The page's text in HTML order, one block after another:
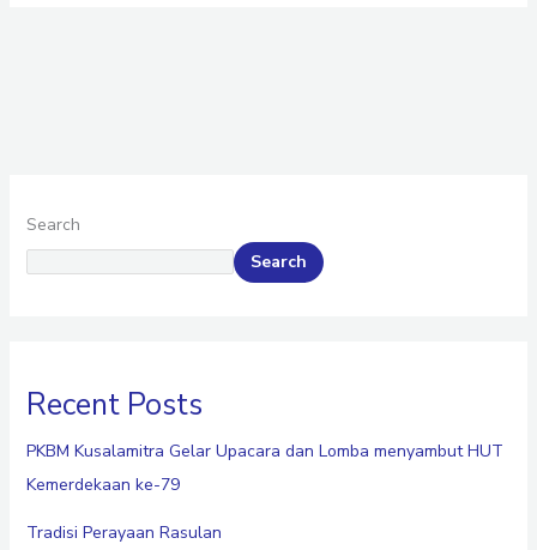
Search
Search
Recent Posts
PKBM Kusalamitra Gelar Upacara dan Lomba menyambut HUT
Kemerdekaan ke-79
Tradisi Perayaan Rasulan